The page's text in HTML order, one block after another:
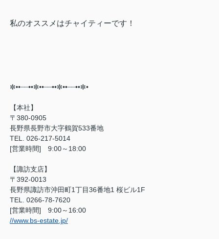
私のオススメはチャイティーです！
✼••┈┈••✼••┈┈••✼••┈┈••✼•⠀
【本社】
〒380-0905
長野県長野市大字鶴賀533番地
TEL. 026-217-5014
[営業時間] 9:00～18:00
【諏訪支店】
〒392-0013
長野県諏訪市沖田町1丁目36番地1 桜ビル1F
TEL. 0266-78-7620
[営業時間] 9:00～16:00
//www.bs-estate.jp/